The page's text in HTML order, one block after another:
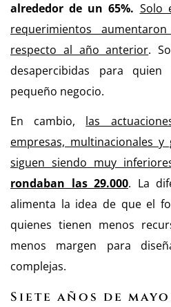
alrededor de un 65%. Solo
requerimientos
respecto al año anterior.
desapercibidas para
pequeño negocio.
En cambio, las
empresas, multinacionales y
siguen siendo muy
rondaban las 29.000. La
alimenta la idea de que el
quienes tienen menos
menos margen para
complejas.
Siete años de